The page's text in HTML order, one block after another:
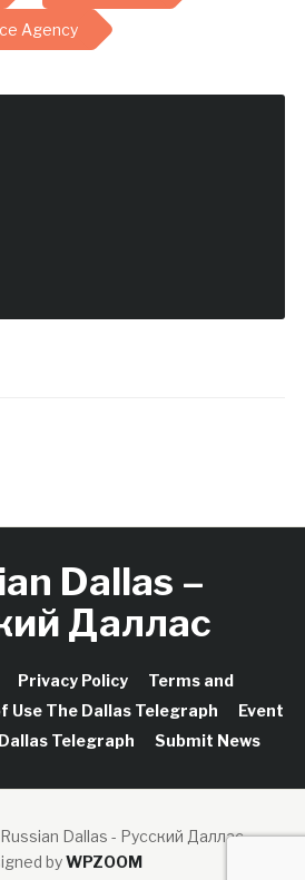
Agency
Dallas –
Даллас
Privacy Policy
Terms and
Use The Dallas Telegraph
Event
Telegraph
Submit News
Dallas - Русский Даллас.
byWPZOOM